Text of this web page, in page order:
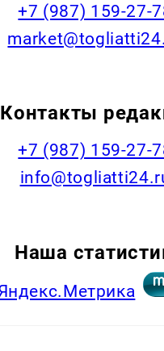
+7 (987) 159-27-
Контакты
+7 (987) 159-27-
Наша